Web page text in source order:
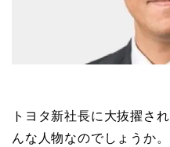
トヨタ新社長に大抜擢さ
んな人物なのでしょうか。